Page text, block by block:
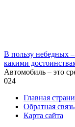
В пользу небедных
какими
Автомобиль – это
024
Главная
Обратная связь
Карта сайта